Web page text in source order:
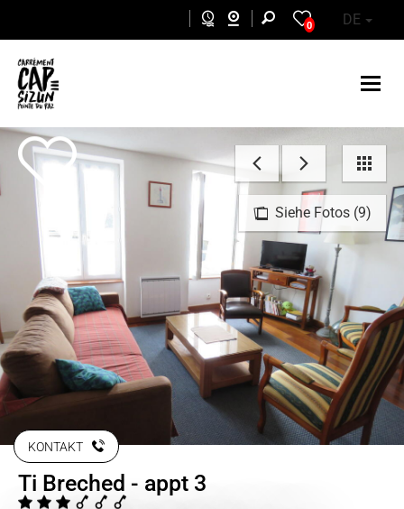
0 DE
Siehe Fotos (9)
KONTAKT
Ti Breched - appt 3